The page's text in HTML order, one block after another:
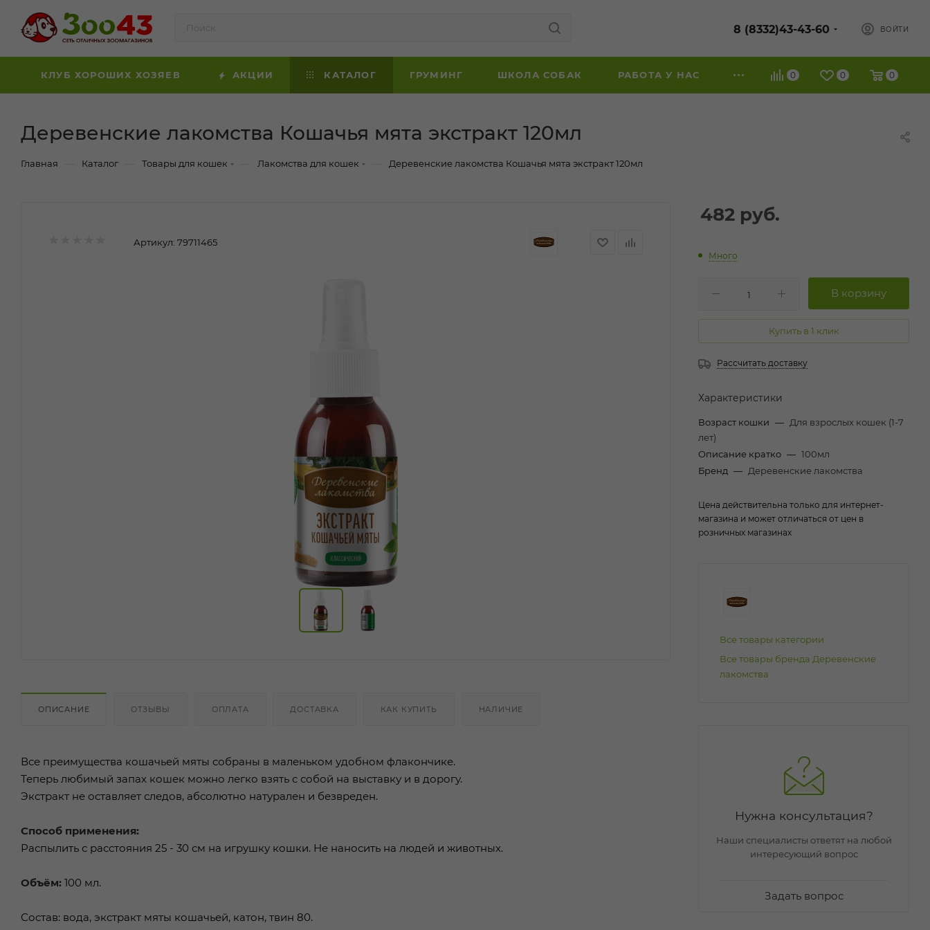
8 (8332)43-43-60 ВОЙТИ
0 0 0
КЛУБ ХОРОШИХ ХОЗЯЕВ АКЦИИ КАТАЛОГ ГРУМИНГ ШКОЛА СОБАК РАБОТА У НАС
Деревенские лакомства Кошачья мята экстракт 120мл
Главная Каталог Товары для кошек Лакомства для кошек Деревенские лакомства Кошачья мята экстракт 120мл
Артикул: 79711465
ОПИСАНИЕ ОТЗЫВЫ ОПЛАТА ДОСТАВКА КАК КУПИТЬ НАЛИЧИЕ
Все преимущества кошачьей мяты собраны в маленьком удобном флакончике.
Теперь любимый запах кошек можно легко взять с собой на выставку и в дорогу.
Экстракт не оставляет следов, абсолютно натурален и безвреден.
Способ применения:
Распылить с расстояния 25 - 30 см на игрушку кошки. Не наносить на людей и животных.
Объём: 100 мл.
Состав: вода, экстракт мяты кошачьей, катон, твин 80.
482 руб.
Много
Купить в 1 клик
Рассчитать доставку
Характеристики
Возраст кошки — Для взрослых кошек (1-7
лет)
Описание кратко — 100мл
Бренд — Деревенские лакомства
Цена действительна только для интернет-
магазина и может отличаться от цен в
розничных магазинах
Все товары категории
Все товары бренда Деревенские
лакомства
Нужна консультация?
Наши специалисты ответят на любой
интересующий вопрос
Задать вопрос